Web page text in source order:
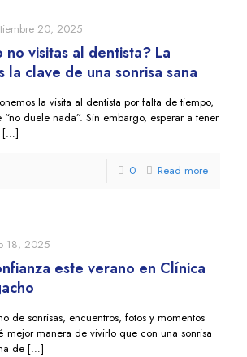
20, 2025
no visitas al dentista? La
la clave de una sonrisa sana
la visita al dentista por falta de tiempo,
duele nada”. Sin embargo, esperar a tener
[…]
0 Read more
18, 2025
este verano en Clínica
de sonrisas, encuentros, fotos y momentos
mejor manera de vivirlo que con una sonrisa
de […]